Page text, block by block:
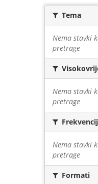
Tema
Nema stavki
pretrage
Nema stavki
pretrage
Nema stavki
pretrage
Formati